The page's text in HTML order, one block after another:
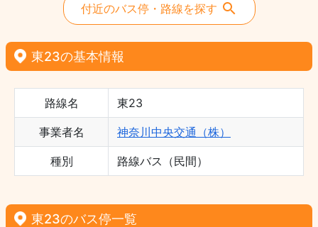
付近のバス停・路線を探す
東23の基本情報
路線名 東23
事業者名 神奈川中央交通（株）
種別 路線バス（民間）
東23のバス停一覧